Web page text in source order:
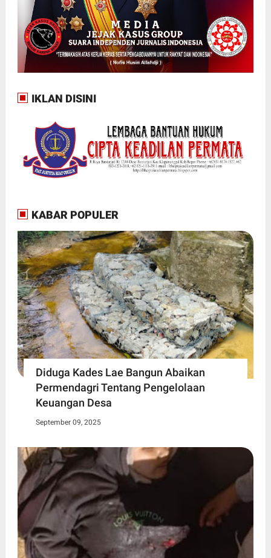
IKLAN DISINI
KABAR POPULER
Diduga Kades Lae Bangun Abaikan
Permendagri Tentang Pengelolaan
Keuangan Desa
September 09, 2025